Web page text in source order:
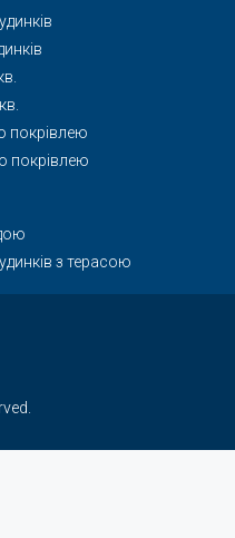
покрівлею
покрівлею
з терасою